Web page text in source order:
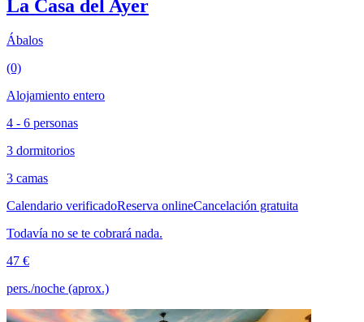
La Casa del Ayer
Ábalos
(0)
Alojamiento entero
4 - 6 personas
3 dormitorios
3 camas
Calendario verificadoReserva onlineCancelación gratuita
Todavía no se te cobrará nada.
47 €
pers./noche (aprox.)